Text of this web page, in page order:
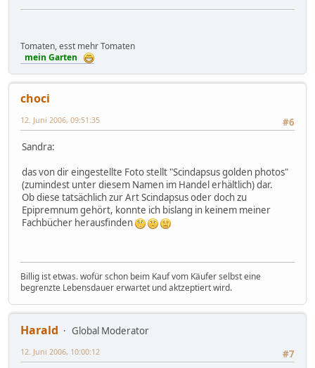
Tomaten, esst mehr Tomaten
mein Garten
choci
#6
12. Juni 2006, 09:51:35
Sandra:
das von dir eingestellte Foto stellt "Scindapsus golden photos"
(zumindest unter diesem Namen im Handel erhältlich) dar.
Ob diese tatsächlich zur Art Scindapsus oder doch zu
Epipremnum gehört, konnte ich bislang in keinem meiner
Fachbücher herausfinden
Billig ist etwas. wofür schon beim Kauf vom Käufer selbst eine
begrenzte Lebensdauer erwartet und aktzeptiert wird.
Harald
Global Moderator
#7
12. Juni 2006, 10:00:12